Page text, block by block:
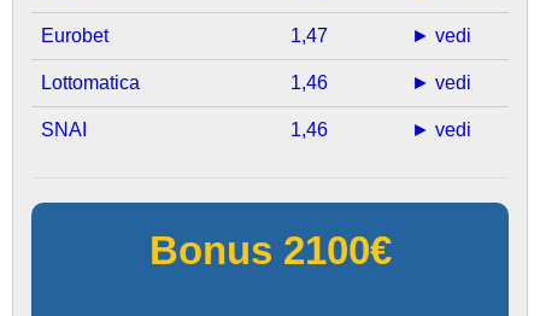
Eurobet 1,47 ► vedi
Lottomatica 1,46 ► vedi
SNAI 1,46 ► vedi
Bonus 2100€